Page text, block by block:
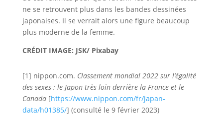
ne se retrouvent plus dans les bandes dessinées
japonaises. Il se verrait alors une figure beaucoup
plus moderne de la femme.
CRÉDIT IMAGE: JSK/ Pixabay
[1] nippon.com. Classement mondial 2022 sur l’égalité
des sexes : le Japon très loin derrière la France et le
Canada[https://www.nippon.com/fr/japan-
data/h01385/] (consulté le 9 février 2023)